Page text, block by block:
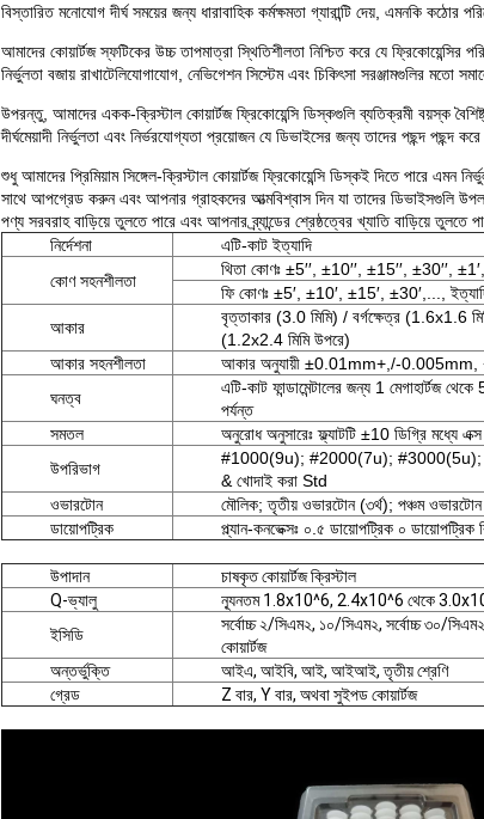
বিস্তারিত মনোযোগ দীর্ঘ সময়ের জন্য ধারাবাহিক কর্মক্ষমতা গ্যারান্টি দেয়, এমনকি কঠোর
আমাদের কোয়ার্টজ স্ফটিকের উচ্চ তাপমাত্রা স্থিতিশীলতা নিশ্চিত করে যে ফ্রিকোয়েন্সির
নির্ভুলতা বজায় রাখাটেলিযোগাযোগ, নেভিগেশন সিস্টেম এবং চিকিৎসা সরঞ্জামগুলির মতো
উপরন্তু, আমাদের একক-ক্রিস্টাল কোয়ার্টজ ফ্রিকোয়েন্সি ডিস্কগুলি ব্যতিক্রমী বয়স্ক
দীর্ঘমেয়াদী নির্ভুলতা এবং নির্ভরযোগ্যতা প্রয়োজন যে ডিভাইসের জন্য তাদের পছন্দ পছন্দ
শুধু আমাদের প্রিমিয়াম সিঙ্গেল-ক্রিস্টাল কোয়ার্টজ ফ্রিকোয়েন্সি ডিস্কই দিতে পারে এমন
সাথে আপগ্রেড করুন এবং আপনার গ্রাহকদের আত্মবিশ্বাস দিন যা তাদের ডিভাইসগুলি
পণ্য সরবরাহ বাড়িয়ে তুলতে পারে এবং আপনার ব্র্যান্ডের শ্রেষ্ঠত্বের খ্যাতি বাড়িয়ে
নির্দেশনা
এটি-কাট ইত্যাদি
কোণ সহনশীলতা
থিতা কোণঃ ±5′′, ±10′′, ±15′′, ±30′′,
ফি কোণঃ ±5′, ±10′, ±15′, ±30′,...,
আকার
বৃত্তাকার (3.0 মিমি) / বর্গক্ষেত্র (1.6x1.6
(1.2x2.4 মিমি উপরে)
আকার সহনশীলতা
আকার অনুযায়ী ±0.01mm+,/-
ঘনত্ব
এটি-কাট ফান্ডামেন্টালের জন্য 1 মেগাহার্টজ
পর্যন্ত
সমতল
অনুরোধ অনুসারেঃ ফ্ল্যাটটি ±10 ডিগ্রি মধ্যে
উপরিভাগ
#1000(9u); #2000(7u); #3000(5u);
& খোদাই করা Std
ওভারটোন
মৌলিক; তৃতীয় ওভারটোন (৩র্থ); পঞ্চম ওভারটোন
ডায়োপট্রিক
প্ল্যান-কনভেক্সঃ ০.৫ ডায়োপট্রিক ০
উপাদান
চাষকৃত কোয়ার্টজ ক্রিস্টাল
Q-ভ্যালু
ন্যূনতম 1.8x10^6, 2.4x10^6 থেকে
ইসিডি
সর্বোচ্চ ২/সিএম২, ১০/সিএম২, সর্বোচ্চ ৩০/
কোয়ার্টজ
অন্তর্ভুক্তি
আইএ, আইবি, আই, আইআই, তৃতীয় শ্রেণি
গ্রেড
Z বার, Y বার, অথবা সুইপড কোয়ার্টজ